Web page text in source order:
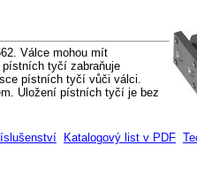
Válce mohou mít
tyčí zabraňuje
pístních tyčí vůči válci.
Uložení pístních tyčí je bez
Katalogový list v PDF